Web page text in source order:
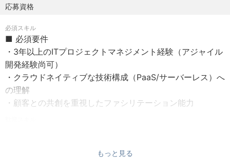
ーキテクチャの立案
ら本番適用まで、スピードと品質を両立させた迅速なプロ
ダクト開発の進行管理
・生成AIの価値最大化：AI導入に伴う投資対効果（ROI）の
定義、およびビジネス指標に基づく継続的なモニタリング
と改善プロセスの構築
・顧客との伴走型支援：単なる受託開発の枠を超え、顧客
企業のエンジニア組織と「ワンチーム」で連携する開発体
応募資格
必須スキル
■ 必須要件
・3年以上のITプロジェクトマネジメント経験（アジャイル
開発経験尚可）
・クラウドネイティブな技術構成（PaaS/サーバーレス）へ
の理解
・顧客との共創を重視したファシリテーション能力
・AI/データ分析プロジェクトのリード経験
もっと見る